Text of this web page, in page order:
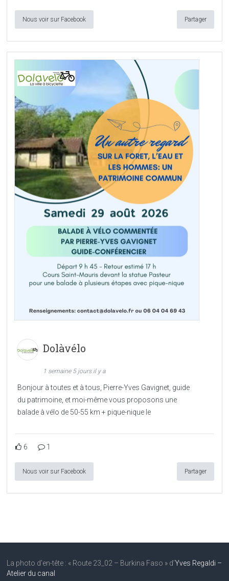
Nous voir sur Facebook Partager
Dolàvélo
1 semaine 5 jours il y a
Bonjour à toutes et à tous, Pierre-Yves Gavignet, guide
du patrimoine, et moi-même vous proposons une
balade à vélo de 50-55 km + pique-nique le
6 1
Nous voir sur Facebook Partager
La photo d’en-tête : « Route 23_02 – Burkina Faso » d’Yves Regaldi –
Atelier du canal